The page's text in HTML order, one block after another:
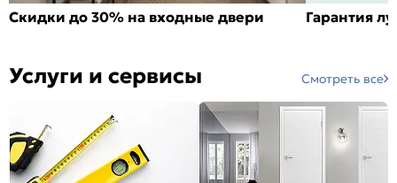
Скидки до 30% на входные двери Гарантия
Услуги и сервисы Смотреть все